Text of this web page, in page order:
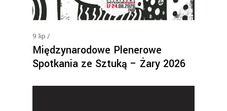
9 lip
Międzynarodowe Plenerowe
Spotkania ze Sztuką – Żary 2026